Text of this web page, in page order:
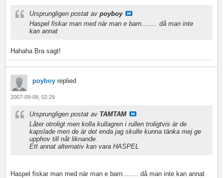
Ursprungligen postat av poyboy
Haspel fiskar man med när man e barn........ då man inte
kan annat
HahahaBra sagt!
poyboy replied
2007-09-09, 02:29
Ursprungligen postat av TAMTAM
Låter otroligt men kolla kullagren i rullen troligtvis är de
kapslade men de är det enda jag skulle kunna tänka mej ge
upphov till nåt liknande.
Ett annat alternativ kan vara HASPEL
Haspel fiskar man med när man e barn........ då man inte kan annat